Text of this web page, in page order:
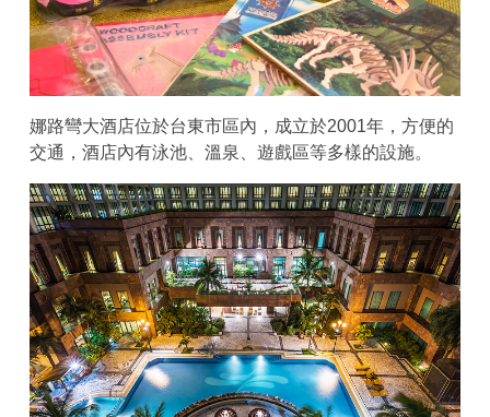
娜路彎大酒店位於台東市區內，成立於2001年，方便的
交通，酒店內有泳池、溫泉、遊戲區等多樣的設施。